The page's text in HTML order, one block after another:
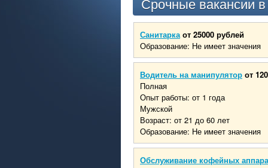
Санитарка от 25000 рублей
Образование: Не имеет значения
Водитель на манипулятор от
Полная
Опыт работы: от 1 года
Мужской
Возраст: от 21 до 60 лет
Образование: Не имеет значения
Обслуживание кофейных